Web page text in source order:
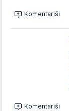
Komentariši
Komentariši